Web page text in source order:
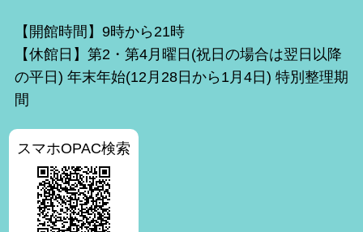
【開館時間】9時から21時
【休館日】第2・第4月曜日(祝日の場合は翌日以降
の平日) 年末年始(12月28日から1月4日) 特別整理期
間
スマホOPAC検索